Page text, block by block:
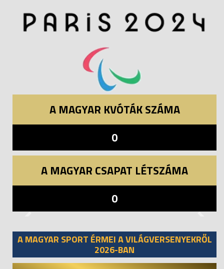
A MAGYAR KVÓTÁK SZÁMA
0
A MAGYAR CSAPAT LÉTSZÁMA
0
A MAGYAR SPORT ÉRMEI A VILÁGVERSENYEKRŐL
2026-BAN